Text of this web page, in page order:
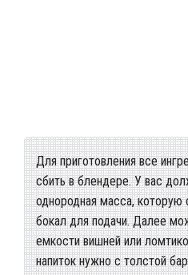
Для приготовления все
сбить в блендере. У вас
однородная масса, которую
бокал для подачи. Далее
емкости вишней или
напиток нужно с толстой